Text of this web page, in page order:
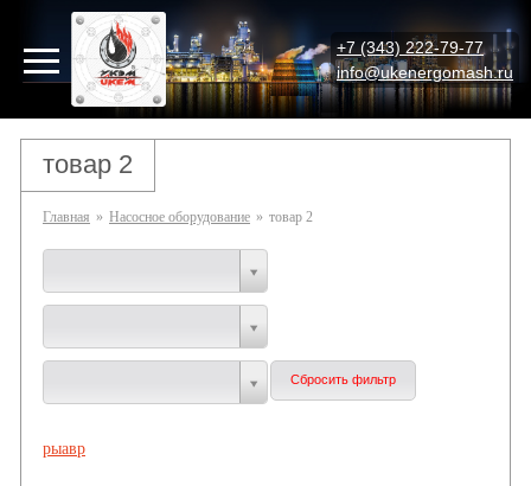
+7 (343) 222-79-77
info@ukenergomash.ru
товар 2
Главная » Насосное оборудование » товар 2
рыавр